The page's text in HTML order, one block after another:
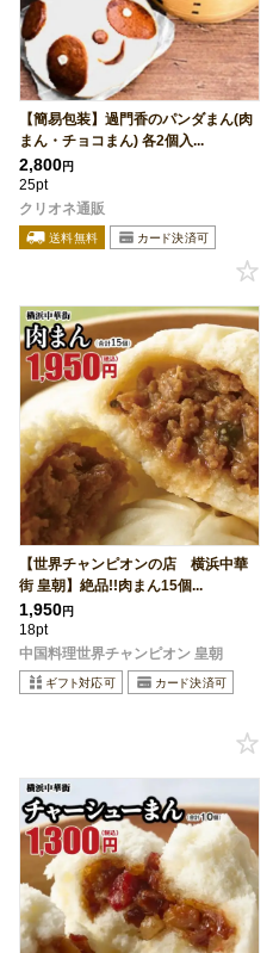
【簡易包装】過門香のパンダまん(肉
まん・チョコまん) 各2個入...
2,800円
25pt
クリオネ通販
【世界チャンピオンの店 横浜中華
街 皇朝】絶品!!肉まん15個...
1,950円
18pt
中国料理世界チャンピオン 皇朝